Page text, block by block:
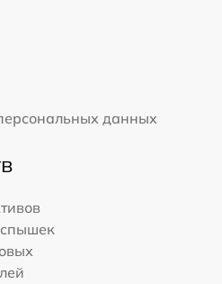
данных